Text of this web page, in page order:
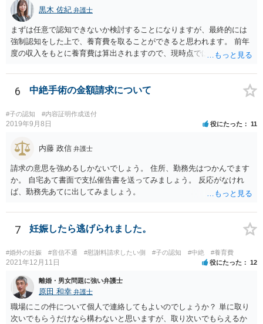
黒木 佐紀 弁護士
まずは任意で認知できないか検討することになりますが、最終的には
強制認知をした上で、養育費を取ることができると思われます。 前年
度の収入をもとに養育費は算出されますので、現時点では少額しか取
育費の増額調停を起こすこともできます。 仮に中絶する場合でも、相
手方が妊娠について話し合いをしっかりしてくれない場合には、慰謝
料請求などもできる可能性があります。 いずれにせよ、親御さんとの
関わりが不可欠となると思われますので、一度話し合った上で、法律
事務所へ早めのご相談をされたほうがよろしいかと思います。
6 中絶手術の金額請求について
#子の認知 #内容証明作成送付
2019年9月8日 役にたった 11
内藤 政信 弁護士
請求の意思を強めるしかないでしょう。 住所、勤務先はつかんでます
か。 自宅あて書面で支払催告書を送ってみましょう。 反応がなけれ
ば、勤務先あてに出してみましょう。
7 妊娠したら逃げられました。
#婚外の妊娠 #音信不通 #慰謝料請求したい側 #子の認知 #中絶 #養育費
2021年12月11日 役にたった 12
離婚・男女問題に強い弁護士
原田 和幸 弁護士
職場にこの件について個人で連絡してもよいのでしょうか？ 単に取り
次いでもらうだけなら構わないと思いますが、取り次いでもらえるか